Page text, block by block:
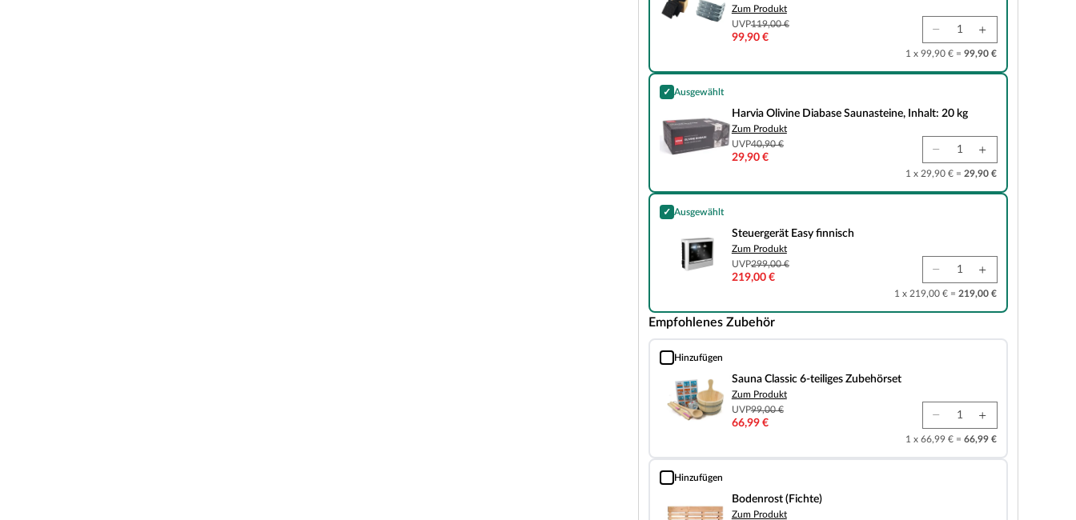
Zum Produkt
UVP119,00 €
99,90 €
1 x 99,90 € = 99,90 €
✓ Ausgewählt
Harvia Olivine Diabase Saunasteine, Inhalt: 20 kg
Harvia Olivine Diabase Saunasteine, Inhalt: 20 kg
Zum Produkt
UVP40,90 €
29,90 €
1 x 29,90 € = 29,90 €
✓ Ausgewählt
Steuergerät Easy finnisch
Steuergerät Easy finnisch
Zum Produkt
UVP299,00 €
219,00 €
1 x 219,00 € = 219,00 €
Empfohlenes Zubehör
Hinzufügen
Sauna Classic 6-teiliges Zubehörset
Sauna Classic 6-teiliges Zubehörset
Zum Produkt
UVP99,00 €
66,99 €
1 x 66,99 € = 66,99 €
Hinzufügen
Bodenrost (Fichte)
Bodenrost (Fichte)
Zum Produkt